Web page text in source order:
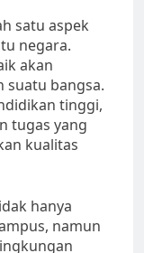
satu aspek
negara.
akan
suatu bangsa.
tinggi,
tugas yang
kualitas
hanya
namun